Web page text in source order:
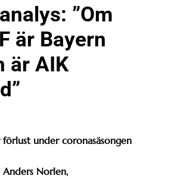
”Om
är Bayern
är AIK
under coronasäsongen
Norlen,